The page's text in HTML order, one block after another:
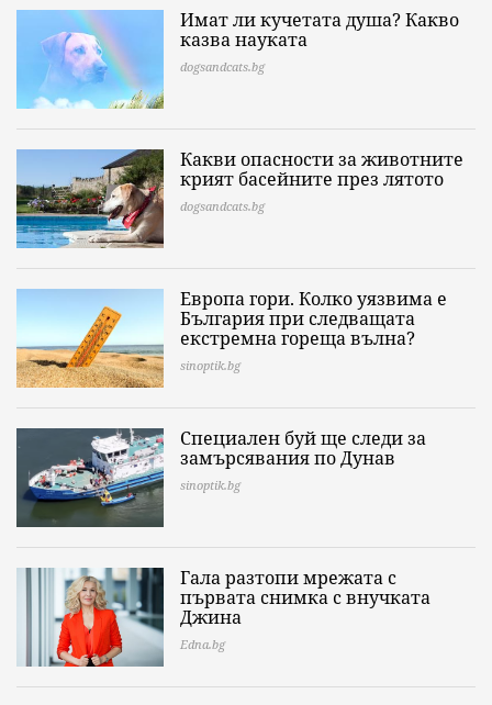
Имат ли кучетата душа? Какво
казва науката
dogsandcats.bg
Какви опасности за животните
крият басейните през лятото
dogsandcats.bg
Европа гори. Колко уязвима е
България при следващата
екстремна гореща вълна?
sinoptik.bg
Специален буй ще следи за
замърсявания по Дунав
sinoptik.bg
Гала разтопи мрежата с
първата снимка с внучката
Джина
Edna.bg